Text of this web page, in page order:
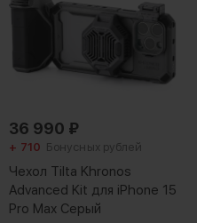
36 990 ₽
+ 710 Бонусных рублей
Чехол Tilta Khronos
Advanced Kit для iPhone 15
Pro Max Серый